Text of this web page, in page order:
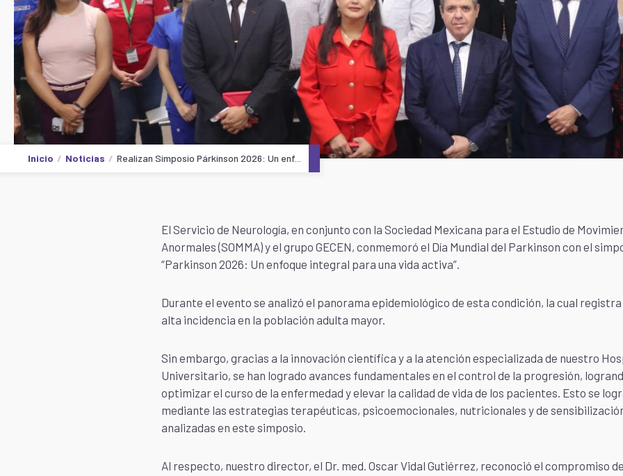
Inicio Noticias Realizan Simposio Párkinson 2026: Un enf...
El Servicio de Neurología, en conjunto con la Sociedad Mexicana para el Estudio de
Anormales (SOMMA) y el grupo GECEN, conmemoró el Día Mundial del Parkinson con el
“Parkinson 2026: Un enfoque integral para una vida activa”.
Durante el evento se analizó el panorama epidemiológico de esta condición, la cual registra
alta incidencia en la población adulta mayor.
Sin embargo, gracias a la innovación científica y a la atención especializada de nuestro
Universitario, se han logrado avances fundamentales en el control de la progresión,
optimizar el curso de la enfermedad y elevar la calidad de vida de los pacientes. Esto se
mediante las estrategias terapéuticas, psicoemocionales, nutricionales y de
analizadas en este simposio.
Al respecto, nuestro director, el Dr. med. Oscar Vidal Gutiérrez, reconoció el compromiso